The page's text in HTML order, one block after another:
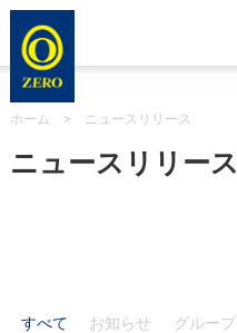
ホーム > ニュースリリース
ニュースリリース
すべて お知らせ グループ